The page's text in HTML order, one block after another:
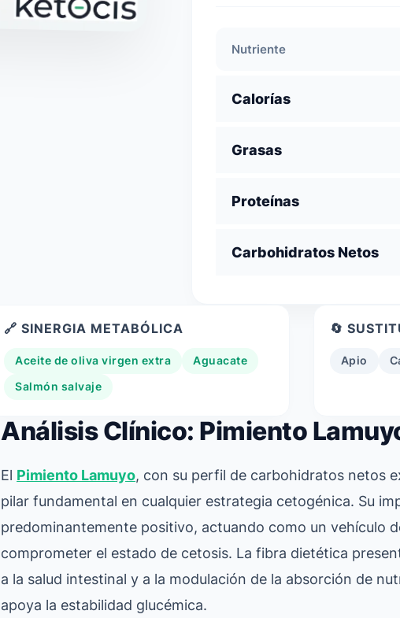
Nutriente
Calorías
Grasas
Proteínas
Carbohidratos Netos
🔗 SINERGIA METABÓLICA
Aceite de oliva virgen extra Aguacate
Salmón salvaje
🔄
Apio
Análisis Clínico: Pimiento
El Pimiento Lamuyo, con su perfil de carbohidratos netos
pilar fundamental en cualquier estrategia cetogénica. Su
predominantemente positivo, actuando como un vehículo
comprometer el estado de cetosis. La fibra dietética
a la salud intestinal y a la modulación de la absorción de
apoya la estabilidad glucémica.